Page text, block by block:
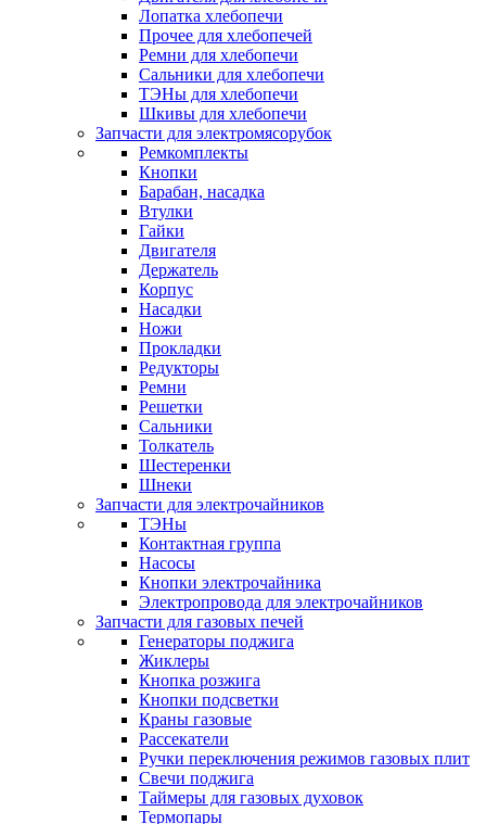
Лопатка хлебопечи
Прочее для хлебопечей
Ремни для хлебопечи
Сальники для хлебопечи
ТЭНы для хлебопечи
Шкивы для хлебопечи
Запчасти для электромясорубок
Ремкомплекты
Кнопки
Барабан, насадка
Втулки
Гайки
Двигателя
Держатель
Корпус
Насадки
Ножи
Прокладки
Редукторы
Ремни
Решетки
Сальники
Толкатель
Шестеренки
Шнеки
Запчасти для электрочайников
ТЭНы
Контактная группа
Насосы
Кнопки электрочайника
Электропровода для электрочайников
Запчасти для газовых печей
Генераторы поджига
Жиклеры
Кнопка розжига
Кнопки подсветки
Краны газовые
Рассекатели
Ручки переключения режимов газовых плит
Свечи поджига
Таймеры для газовых духовок
Термопары